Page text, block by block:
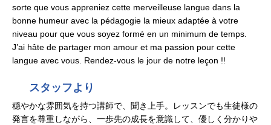
sorte que vous appreniez cette merveilleuse langue dans la
bonne humeur avec la pédagogie la mieux adaptée à votre
niveau pour que vous soyez formé en un minimum de temps.
J’ai hâte de partager mon amour et ma passion pour cette
langue avec vous. Rendez-vous le jour de notre leçon !!
スタッフより
穏やかな雰囲気を持つ講師で、聞き上手。レッスンでも生徒様の
発言を尊重しながら、一歩先の成長を意識して、優しく分かりや